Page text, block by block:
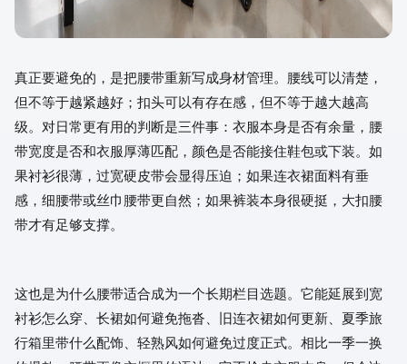
真正要避免的，是把腰带重新写成身材管理。腰线可以清楚，
但不等于越紧越好；扣头可以有存在感，但不等于越大越高
级。对日常更有用的判断是三件事：衣服本身是否有余量，腰
带宽度是否和衣服厚薄匹配，颜色是否能接住鞋包或下装。如
果衬衫很薄，过宽硬皮带会显得压迫；如果连衣裙面料有垂
感，细腰带或丝巾腰带更自然；如果裤装本身很硬挺，大扣腰
带才有足够支撑。
这也是为什么腰带适合成为一个长期栏目选题。它能延展到宽
衬衫怎么穿、长裙如何避免拖沓、旧连衣裙如何更新、夏季旅
行箱里带什么配饰、轻熟风如何避免过度正式。相比一季一换